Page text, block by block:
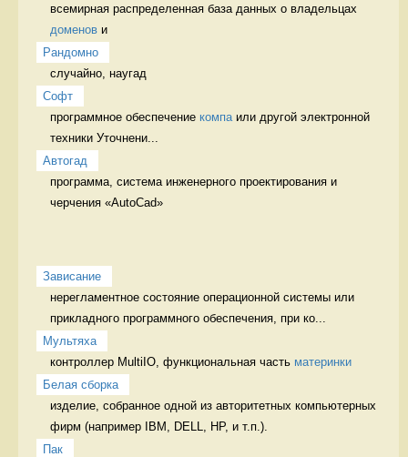
доменов и
Рандомно
случайно, наугад
Софт
программное обеспечение компа или другой электронной
техники Уточнени...
Автогад
программа, система инженерного проектирования и
черчения «AutoCad»
Зависание
нерегламентное состояние операционной системы или
прикладного программного обеспечения, при ко...
Мультяха
контроллер MultiIO, функциональная часть материнки
Белая сборка
изделие, собранное одной из авторитетных компьютерных
фирм (например IBM, DELL, HP, и т.п.).
Пак